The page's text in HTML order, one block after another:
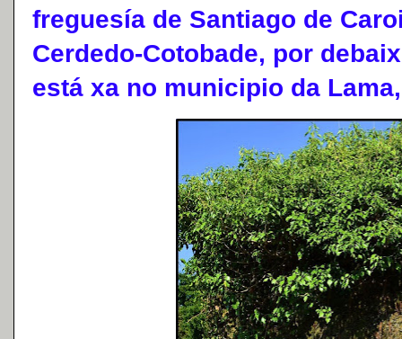
freguesía de Santiago de
Cerdedo-Cotobade, por
está xa no municipio da